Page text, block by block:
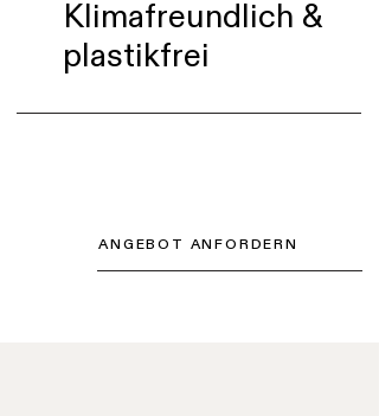
Klimafreundlich &
plastikfrei
ANGEBOT ANFORDERN